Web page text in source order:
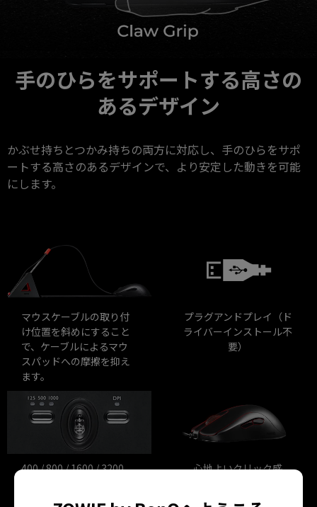
手のひらをサポートする高さの
あるデザイン
かぶせ持ちとつかみ持ちの両方に対応し、手のひらをサポ
ートする高さのあるデザインで、より安定した動きを可能
にします。
マウスケーブルの取り付
け位置を斜めにすること
で、ケーブルによるマウ
スパッドへの摩擦を抑え
ます。
プラグアンドプレイ（ド
ライバーインストール不
要）
400 / 800 / 1600 / 3200
心地よいクリック感